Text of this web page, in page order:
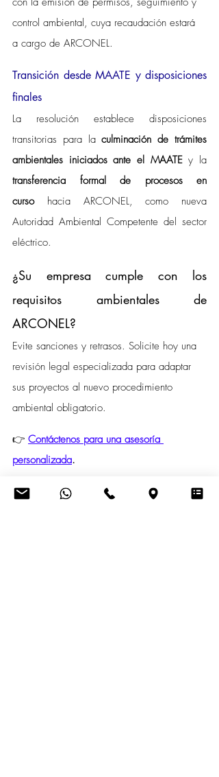
control ambiental, cuya recaudación estará
a cargo de ARCONEL.
Transición desde MAATE y disposiciones
finales
La resolución establece disposiciones
transitorias para la culminación de trámites
ambientales iniciados ante el MAATE
transferencia formal de procesos en
curso hacia ARCONEL, como nueva
Autoridad Ambiental Competente del sector
eléctrico.
¿Su empresa cumple con los
requisitos ambientales de
ARCONEL?
Evite sanciones y retrasos. Solicite hoy una
revisión legal especializada para adaptar
sus proyectos al nuevo procedimiento
ambiental obligatorio.
👉 Contáctenos para una asesoría
personalizada.